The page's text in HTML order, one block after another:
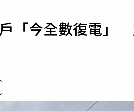
運勢
「今全數復電」